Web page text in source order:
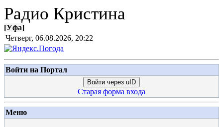
Радио Кристина
[Уфа]
Четверг, 06.08.2026, 20:22
Войти на Портал
Войти через uID
Старая форма входа
Меню